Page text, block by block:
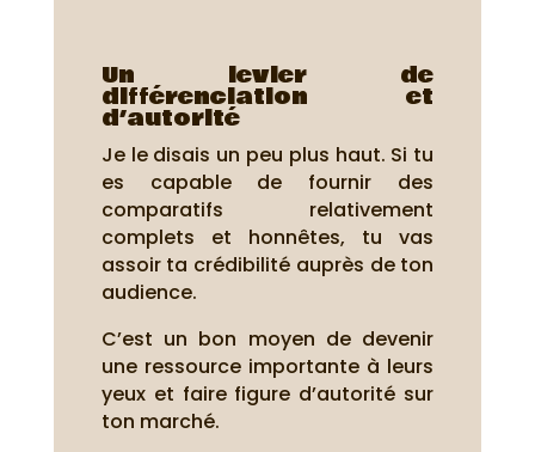
Un levier de
différenciation et
d’autorité
Je le disais un peu plus haut. Si tu
es capable de fournir des
comparatifs relativement
complets et honnêtes, tu vas
assoir ta crédibilité auprès de ton
audience.
C’est un bon moyen de devenir
une ressource importante à leurs
yeux et faire figure d’autorité sur
ton marché.